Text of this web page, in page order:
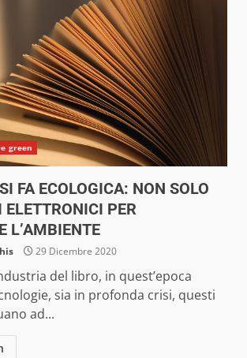
green
FA ECOLOGICA: NON SOLO
PER
L’AMBIENTE
29 Dicembre 2020
del libro, in quest’epoca
sia in profonda crisi, questi
ad...